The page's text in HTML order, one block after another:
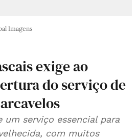
Imagens
exige ao
do serviço de
um serviço essencial para
com muitos